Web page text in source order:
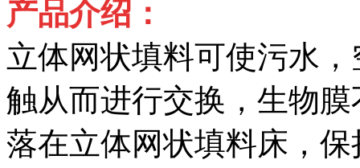
产品介绍：
立体网状填料可使污水
触从而进行交换，生物
落在立体网状填料床，